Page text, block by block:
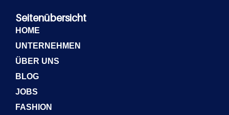
Seitenübersicht
HOME
UNTERNEHMEN
ÜBER UNS
BLOG
JOBS
FASHION